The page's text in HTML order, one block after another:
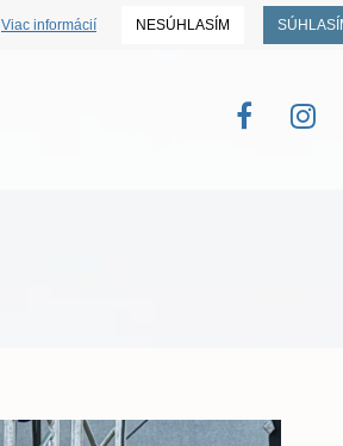
Viac informácií NESÚHLASÍM